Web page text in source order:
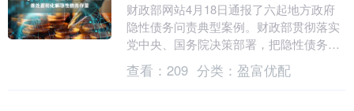
财政部网站4月18日通报了六起地方政府
隐性债务问责典型案例。财政部贯彻落实
党中央、国务院决策部署，把隐性债务问
题作为财会监督工作的重点内容，持续保
持“零容忍”高....
查看： 209 分类： 盈富优配